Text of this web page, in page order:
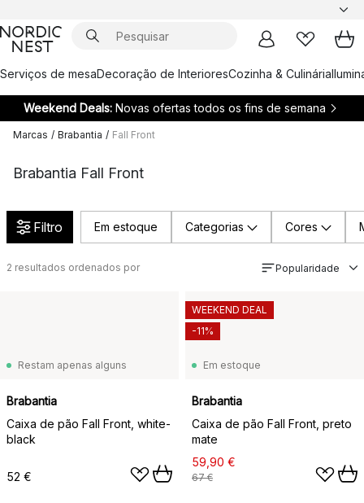
Serviços de mesaDecoração de InterioresCozinha & Culinária
Weekend Deals: Novas ofertas todos os fins de semana
Marcas / Brabantia / Fall Front
Brabantia Fall Front
Filtro Em estoque Categorias Cores
2 resultados ordenados por Popularidade
Restam apenas alguns
Brabantia
Caixa de pão Fall Front, white-
black
52 €
Em estoque
Brabantia
Caixa de pão Fall Front, preto
mate
59,90 €
67 €
WEEKEND DEAL
-11%